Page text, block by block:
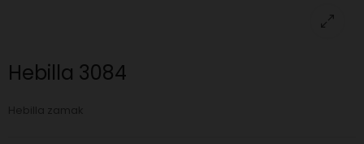
Hebilla 3084